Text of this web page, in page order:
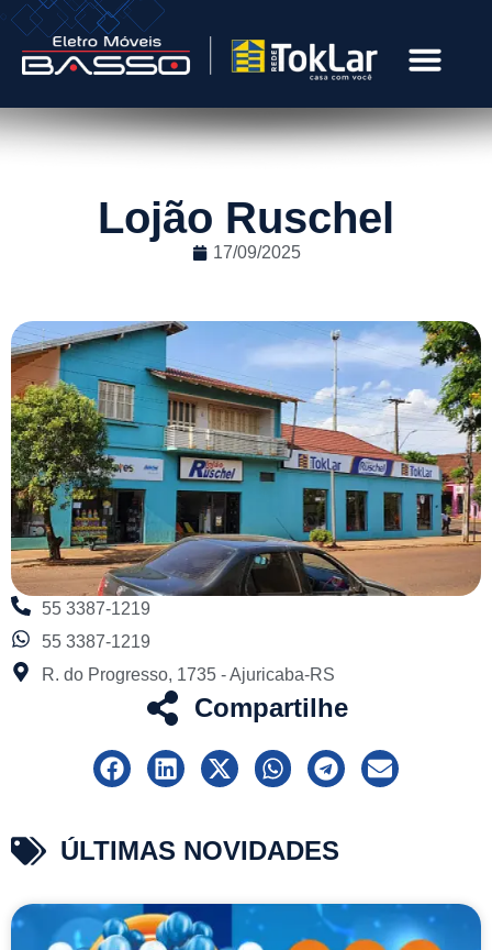
Lojão Ruschel
17/09/2025
55 3387-1219
55 3387-1219
R. do Progresso, 1735 - Ajuricaba-RS
Compartilhe
ÚLTIMAS NOVIDADES